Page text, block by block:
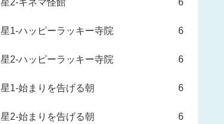
星1-ハッピーラッキー寺院 6
星2-ハッピーラッキー寺院 6
星1-始まりを告げる朝 6
星2-始まりを告げる朝 6